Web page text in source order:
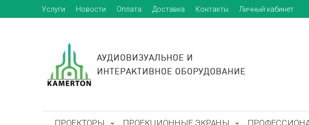
Услуги Новости Оплата Доставка Контакты Личный кабинет
ПРОЕКТОРЫ ПРОЕКЦИОННЫЕ ЭКРАНЫ